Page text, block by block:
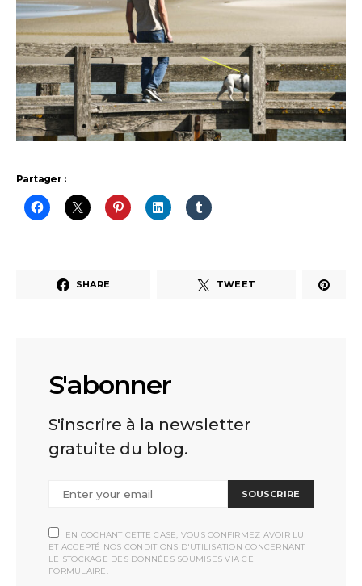
Partager :
SHARE TWEET
S'abonner
S'inscrire à la newsletter
gratuite du blog.
SOUSCRIRE
EN COCHANT CETTE CASE, VOUS CONFIRMEZ AVOIR LU
ET ACCEPTÉ NOS CONDITIONS D'UTILISATION CONCERNANT
LE STOCKAGE DES DONNÉES SOUMISES VIA CE
FORMULAIRE.